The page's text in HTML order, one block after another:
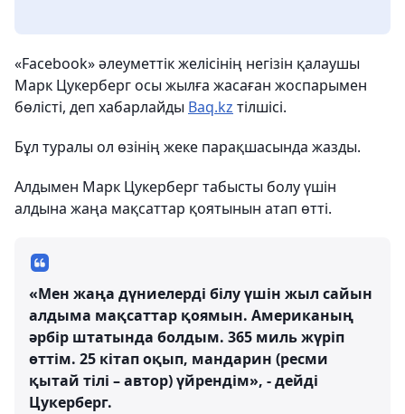
«Facebook» әлеуметтік желісінің негізін қалаушы
Марк Цукерберг осы жылға жасаған жоспарымен
бөлісті, деп хабарлайды Baq.kz тілшісі.
Бұл туралы ол өзінің жеке парақшасында жазды.
Алдымен Марк Цукерберг табысты болу үшін
алдына жаңа мақсаттар қоятынын атап өтті.
«Мен жаңа дүниелерді білу үшін жыл сайын
алдыма мақсаттар қоямын. Американың
әрбір штатында болдым. 365 миль жүріп
өттім. 25 кітап оқып, мандарин (ресми
қытай тілі – автор) үйрендім», - дейді
Цукерберг.